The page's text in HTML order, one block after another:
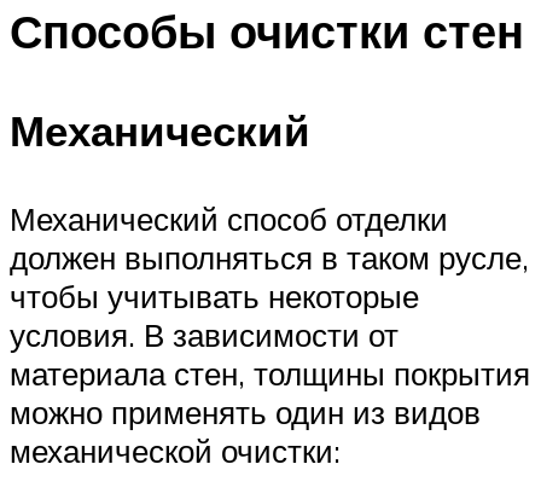
Способы очистки стен
Механический
Механический способ отделки
должен выполняться в таком русле,
чтобы учитывать некоторые
условия. В зависимости от
материала стен, толщины покрытия
можно применять один из видов
механической очистки: